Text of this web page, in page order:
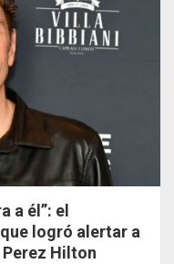
a él”: el
logró alertar a
Hilton